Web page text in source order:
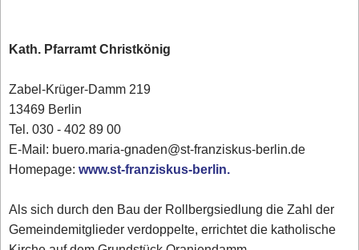
Kath. Pfarramt Christkönig
Zabel-Krüger-Damm 219
13469 Berlin
Tel. 030 - 402 89 00‎
E-Mail: buero.maria-gnaden@st-franziskus-berlin.de
Homepage:www.st-franziskus-berlin.
Als sich durch den Bau der Rollbergsiedlung die Zahl der
Gemeindemitglieder verdoppelte, errichtet die katholische